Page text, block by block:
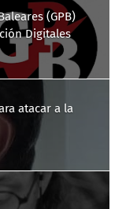
(GPB)
Digitales
atacar a la